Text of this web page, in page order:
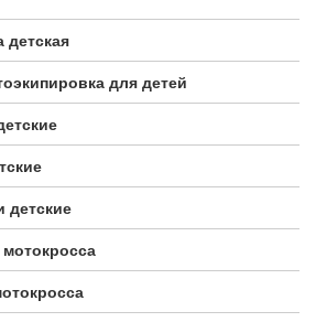
детская
для детей
детские